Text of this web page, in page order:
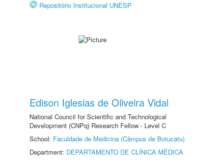
Repositório Institucional UNESP
Edison Iglesias de Oliveira Vidal
National Council for Scientific and Technological
Development (CNPq) Research Fellow - Level C
School: Faculdade de Medicina (Câmpus de Botucatu)
Department: DEPARTAMENTO DE CLÍNICA MÉDICA